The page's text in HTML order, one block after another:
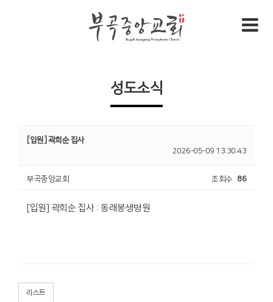
성도소식
[입원] 곽희순 집사
2026-05-09 13:30:43
부곡중앙교회 조회수 86
[입원] 곽희순 집사 : 동래봉생병원
리스트